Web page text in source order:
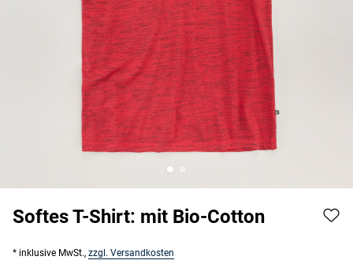
Softes T-Shirt: mit Bio-Cotton
* inklusive MwSt., zzgl. Versandkosten